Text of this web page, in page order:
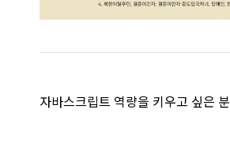
자바스크립트 역량을 키우고 싶은 분